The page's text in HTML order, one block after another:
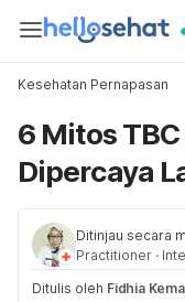
Kesehatan Pernapasan
6 Mitos
Dipercaya
Ditinjau secara
Practitioner ·
Ditulis oleh Fidhia